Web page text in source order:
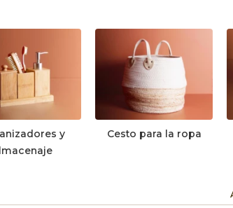
y
Cesto para la ropa